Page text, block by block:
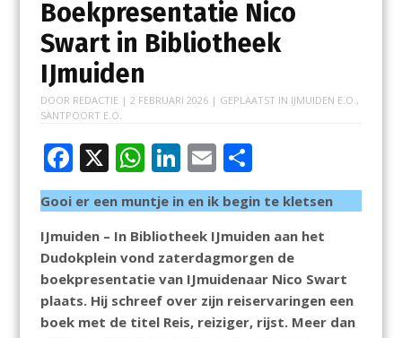
Boekpresentatie Nico
Swart in Bibliotheek
IJmuiden
DOOR REDACTIE | 2 FEBRUARI 2026| GEPLAATST IN IJMUIDEN E.O. ,
SANTPOORT E.O.
F
ac
e
b
o
o
k
X W
h
at
s
A
p
p
Li
n
k
e
dI
n
E
m
ai
l
D
el
e
n
Gooi er een muntje in en ik begin te kletsen
IJmuiden – In Bibliotheek IJmuiden aan het
Dudokplein vond zaterdagmorgen de
boekpresentatie van IJmuidenaar Nico Swart
plaats. Hij schreef over zijn reiservaringen een
boek met de titel Reis, reiziger, rijst. Meer dan